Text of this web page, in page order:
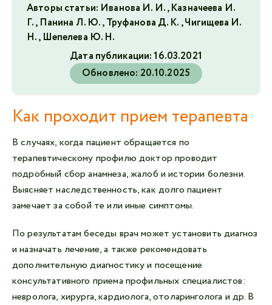
Авторы статьи: Иванова И. И., Казначеева И.
Г., Панина Л. Ю., Труфанова Д. К., Чигищева И.
Н., Шепелева Ю. Н.
Дата публикации:16.03.2021
Обновлено: 20.10.2025
Как проходит прием терапевта
В случаях, когда пациент обращается по
терапевтическому профилю доктор проводит
подробный сбор анамнеза, жалоб и истории болезни.
Выясняет наследственность, как долго пациент
замечает за собой те или иные симптомы.
По результатам беседы врач может установить диагноз
и назначать лечение, а также рекомендовать
дополнительную диагностику и посещение
консультативного приема профильных специалистов:
невролога, хирурга, кардиолога, отоларинголога и др. В